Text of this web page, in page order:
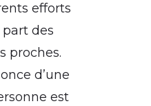
efforts
des
proches.
d’une
est